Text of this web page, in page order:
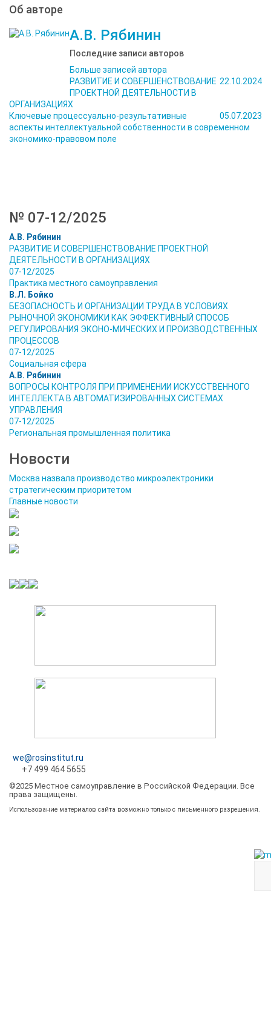
Об авторе
А.В. Рябинин
Последние записи авторов
Больше записей автора
22.10.2024
РАЗВИТИЕ И СОВЕРШЕНСТВОВАНИЕ
ПРОЕКТНОЙ ДЕЯТЕЛЬНОСТИ В
ОРГАНИЗАЦИЯХ
05.07.2023
Ключевые процессуально-результативные
аспекты интеллектуальной собственности в современном
экономико-правовом поле
№ 07-12/2025
А.В. Рябинин
РАЗВИТИЕ И СОВЕРШЕНСТВОВАНИЕ ПРОЕКТНОЙ
ДЕЯТЕЛЬНОСТИ В ОРГАНИЗАЦИЯХ
07-12/2025
Практика местного самоуправления
В.Л. Бойко
БЕЗОПАСНОСТЬ И ОРГАНИЗАЦИИ ТРУДА В УСЛОВИЯХ
РЫНОЧНОЙ ЭКОНОМИКИ КАК ЭФФЕКТИВНЫЙ СПОСОБ
РЕГУЛИРОВАНИЯ ЭКОНО-МИЧЕСКИХ И ПРОИЗВОДСТВЕННЫХ
ПРОЦЕССОВ
07-12/2025
Социальная сфера
А.В. Рябинин
ВОПРОСЫ КОНТРОЛЯ ПРИ ПРИМЕНЕНИИ ИСКУССТВЕННОГО
ИНТЕЛЛЕКТА В АВТОМАТИЗИРОВАННЫХ СИСТЕМАХ
УПРАВЛЕНИЯ
07-12/2025
Региональная промышленная политика
Новости
Москва назвала производство микроэлектроники
стратегическим приоритетом
Главные новости
we@rosinstitut.ru
+7 499 464 5655
©2025 Местное самоуправление в Российской Федерации. Все
права защищены.
Использование материалов сайта возможно только с письменного разрешения.